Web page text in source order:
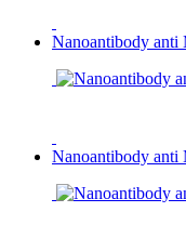
Nanoantibody anti
Nanoantibody